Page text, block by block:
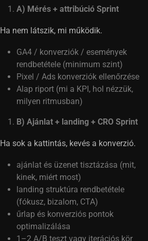
A) Mérés + attribúció Sprint
Ha nem látszik, mi működik.
GA4 / konverziók / események
rendbetétele (minimum szint)
Pixel / Ads konverziók ellenőrzése
Alap riport (mi a KPI, hol nézzük,
milyen ritmusban)
B) Ajánlat + landing + CRO Sprint
Ha sok a kattintás, kevés a konverzió.
ajánlat és üzenet tisztázása (mit,
kinek, miért most)
landing struktúra rendbetétele
(fókusz, bizalom, CTA)
űrlap és konverziós pontok
optimalizálása
1–2 A/B teszt vagy iterációs kör